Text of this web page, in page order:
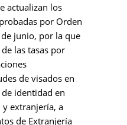
actualizan los
por Orden
junio, por la que
las tasas por
de visados en
identidad en
extranjería, a
de Extranjería